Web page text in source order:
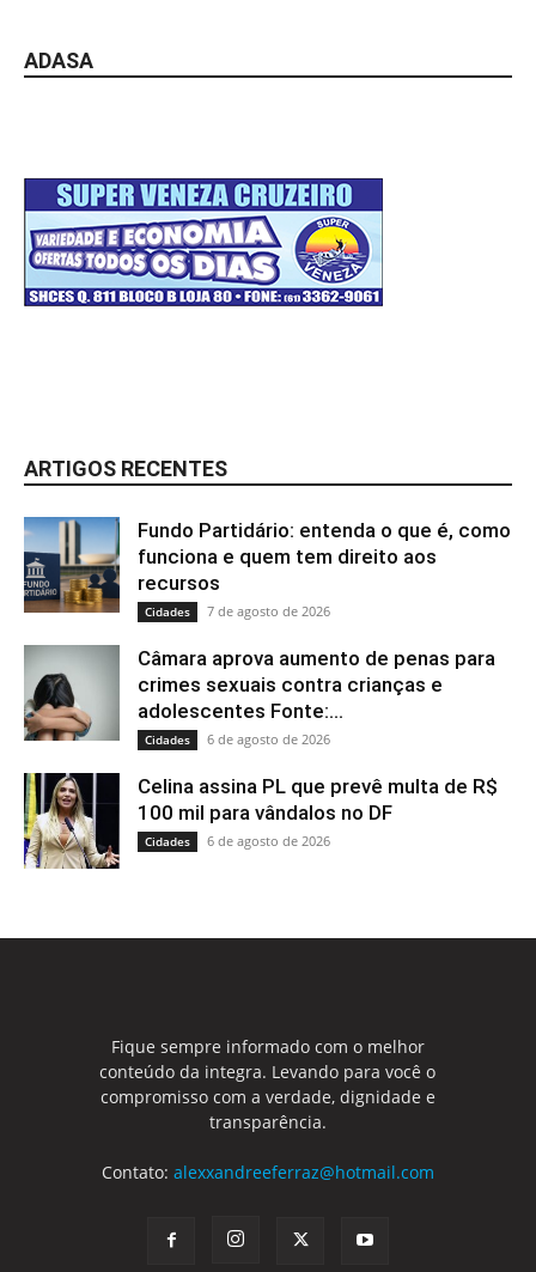
ADASA
ARTIGOS RECENTES
Fundo Partidário: entenda o que é, como
funciona e quem tem direito aos
recursos
Cidades 7 de agosto de 2026
Câmara aprova aumento de penas para
crimes sexuais contra crianças e
adolescentes Fonte:...
Cidades 6 de agosto de 2026
Celina assina PL que prevê multa de R$
100 mil para vândalos no DF
Cidades 6 de agosto de 2026
Fique sempre informado com o melhor
conteúdo da integra. Levando para você o
compromisso com a verdade, dignidade e
transparência.
Contato: alexxandreeferraz@hotmail.com